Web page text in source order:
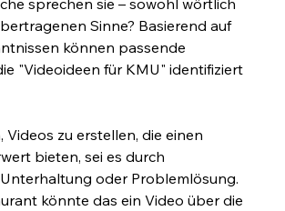
Sinne? Basierend auf
können passende
"Videoideen für KMU" identifiziert
Videos zu erstellen, die einen
bieten, sei es durch
oder Problemlösung.
könnte das ein Video über die